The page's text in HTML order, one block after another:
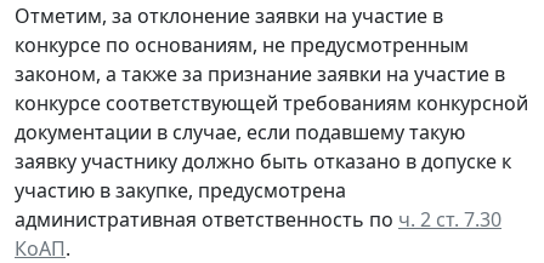
Отметим, за отклонение заявки на участие в
конкурсе по основаниям, не предусмотренным
законом, а также за признание заявки на участие в
конкурсе соответствующей требованиям конкурсной
документации в случае, если подавшему такую
заявку участнику должно быть отказано в допуске к
участию в закупке, предусмотрена
административная ответственность по ч. 2 ст. 7.30
КоАП.